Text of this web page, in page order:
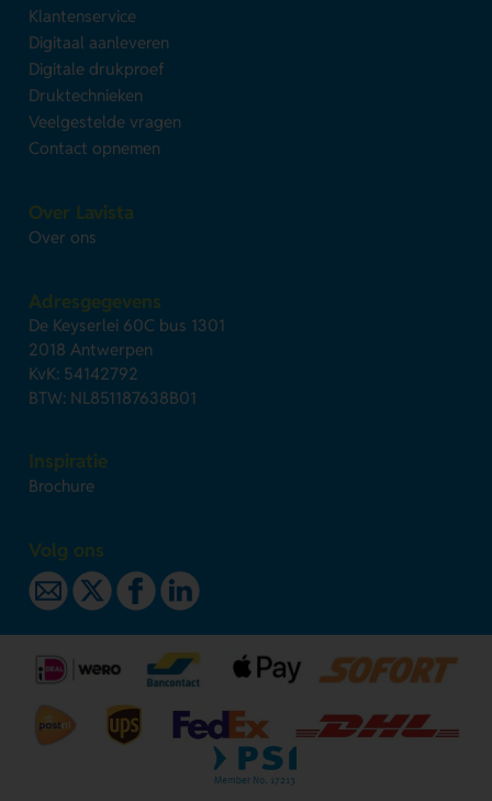
Klantenservice
Digitaal aanleveren
Digitale drukproef
Druktechnieken
Veelgestelde vragen
Contact opnemen
Over Lavista
Over ons
Adresgegevens
De Keyserlei 60C bus 1301
2018 Antwerpen
KvK: 54142792
BTW: NL851187638B01
Inspiratie
Brochure
Volg ons